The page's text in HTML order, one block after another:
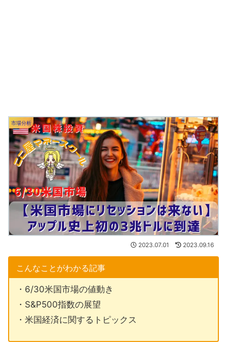
市場分析
2023.07.01 2023.09.16
こんなことがわかる記事
・6/30米国市場の値動き
・S&P500指数の展望
・米国経済に関するトピックス